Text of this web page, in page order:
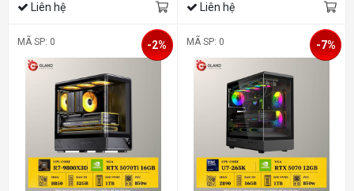
Liên hệ Liên hệ
MÃ SP: 0 -2% MÃ SP: 0 -7%